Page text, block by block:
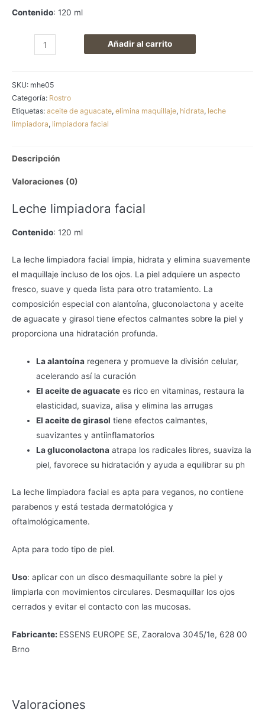
Contenido: 120 ml
Limpiadora
cantidad
Añadir al carrito
SKU: mhe05
Categoría: Rostro
Etiquetas: aceite de aguacate, elimina maquillaje, hidrata, leche
limpiadora, limpiadora facial
Descripción
Valoraciones (0)
Leche limpiadora facial
Contenido: 120 ml
La leche limpiadora facial limpia, hidrata y elimina suavemente
el maquillaje incluso de los ojos. La piel adquiere un aspecto
fresco, suave y queda lista para otro tratamiento. La
composición especial con alantoína, gluconolactona y aceite
de aguacate y girasol tiene efectos calmantes sobre la piel y
proporciona una hidratación profunda.
La alantoína regenera y promueve la división celular,
acelerando así la curación
El aceite de aguacate es rico en vitaminas, restaura la
elasticidad, suaviza, alisa y elimina las arrugas
El aceite de girasol tiene efectos calmantes,
suavizantes y antiinflamatorios
La gluconolactona atrapa los radicales libres, suaviza la
piel, favorece su hidratación y ayuda a equilibrar su ph
La leche limpiadora facial es apta para veganos, no contiene
parabenos y está testada dermatológica y
oftalmológicamente.
Apta para todo tipo de piel.
Uso: aplicar con un disco desmaquillante sobre la piel y
limpiarla con movimientos circulares. Desmaquillar los ojos
cerrados y evitar el contacto con las mucosas.
Fabricante: ESSENS EUROPE SE, Zaoralova 3045/1e, 628 00
Brno
Valoraciones